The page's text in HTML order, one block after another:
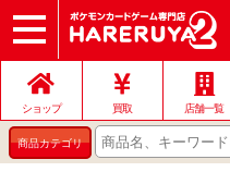
ショップ
店頭買取
ネット買取
店舗一覧
イベント
お問い合わせ
ショップ 買取 店舗一覧
商品カテゴリ